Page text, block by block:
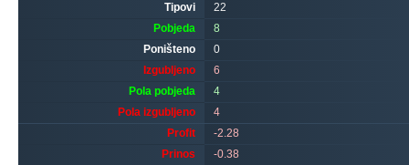
Tipovi
Pobjeda
Poništeno
Izgubljeno
Pola pobjeda
Pola izgubljeno
22
8
0
6
4
4
Profit
Prinos
-2.28
-0.38